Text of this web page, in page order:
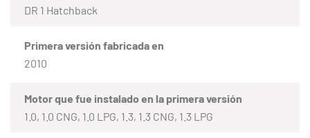
DR 1 Hatchback
Primera versión fabricada en
2010
Motor que fue instalado en la primera versión
1.0, 1.0 CNG, 1.0 LPG, 1.3, 1.3 CNG, 1.3 LPG